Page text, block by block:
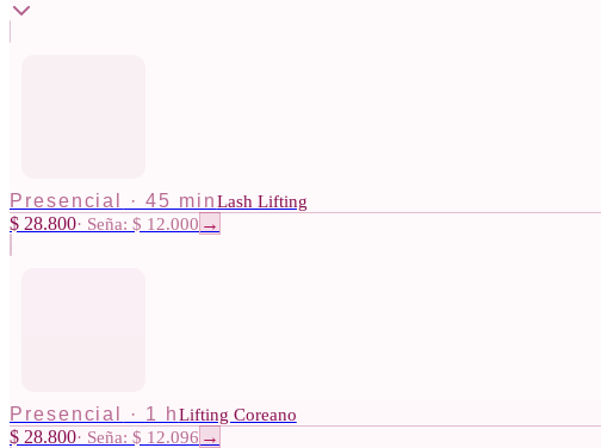
Presencial · 45 minLash Lifting
$ 28.800· Seña: $ 12.000 →
Presencial · 1 hLifting Coreano
$ 28.800· Seña: $ 12.096 →